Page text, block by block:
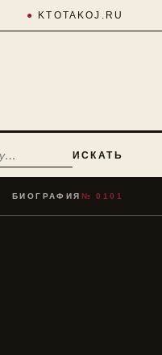
● KTOTAKOJ.RU
ИСКАТЬ
БИОГРАФИЯ № 0101